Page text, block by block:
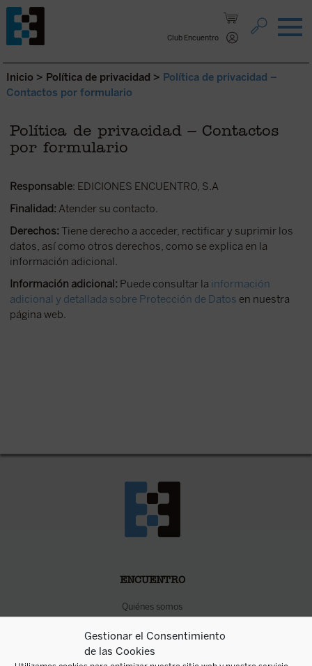
Gestionar el Consentimiento
de las Cookies
Club Encuentro
Saltar al contenido.
Inicio > Política de privacidad > Política de privacidad –
Contactos por formulario
Política de privacidad – Contactos
por formulario
Responsable: EDICIONES ENCUENTRO, S.A
Finalidad: Atender su contacto.
Derechos: Tiene derecho a acceder, rectificar y suprimir los
datos, así como otros derechos, como se explica en la
información adicional.
Información adicional: Puede consultar la información
adicional y detallada sobre Protección de Datos en nuestra
página web.
ENCUENTRO
Quiénes somos
Distribuidores